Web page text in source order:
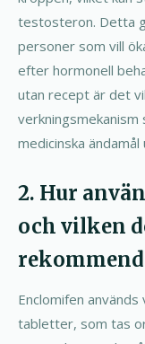
testosteron. Detta
personer som vill
efter hormonell
utan recept är det
medicinska
2. Hur
och vilken
Enclomifen
tabletter, som tas